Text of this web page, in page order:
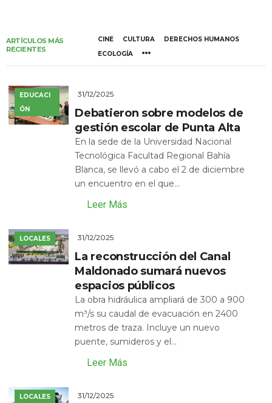
ARTÍCULOS MÁS
RECIENTES
CINE CULTURA
DERECHOS HUMANOS
ECOLOGÍA
EDUCACI
ÓN
31/12/2025
Debatieron sobre modelos de
gestión escolar de Punta Alta
En la sede de la Universidad Nacional
Tecnológica Facultad Regional Bahía
Blanca, se llevó a cabo el 2 de diciembre
un encuentro en el que...
Leer Más
LOCALES 31/12/2025
La reconstrucción del Canal
Maldonado sumará nuevos
espacios públicos
La obra hidráulica ampliará de 300 a 900
m³/s su caudal de evacuación en 2400
metros de traza. Incluye un nuevo
puente, sumideros y el...
Leer Más
LOCALES 31/12/2025